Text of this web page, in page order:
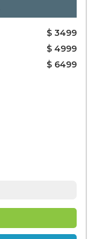
$ 3499
$ 4999
$ 6499